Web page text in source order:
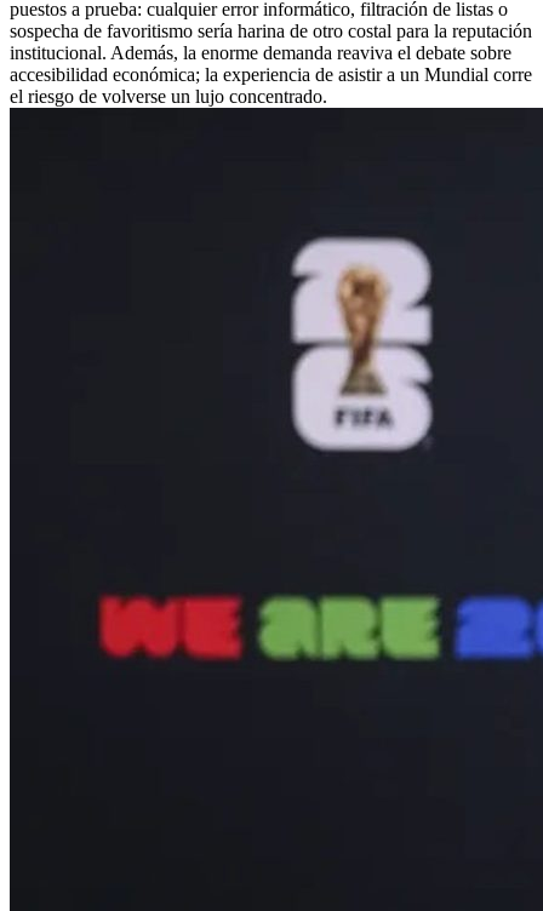
puestos a prueba: cualquier error informático, filtración de listas o
sospecha de favoritismo sería harina de otro costal para la reputación
institucional. Además, la enorme demanda reaviva el debate sobre
accesibilidad económica; la experiencia de asistir a un Mundial corre
el riesgo de volverse un lujo concentrado.